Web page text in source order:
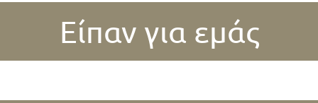
Είπαν για εμάς